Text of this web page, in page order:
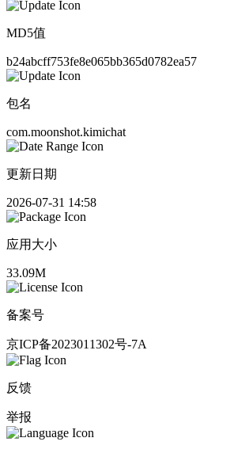
MD5值
b24abcff753fe8e065bb365d0782ea57
包名
com.moonshot.kimichat
更新日期
2026-07-31 14:58
应用大小
33.09M
备案号
京ICP备2023011302号-7A
反馈
举报